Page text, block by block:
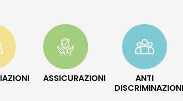
ASSICURAZIONI
ANTI
DISCRIMINAZIONI